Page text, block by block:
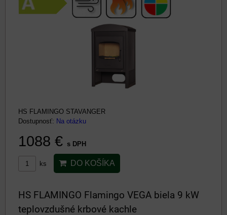
HS FLAMINGO STAVANGER
Dostupnosť: Na otázku
1088 € s DPH
ks DO KOŠÍKA
HS FLAMINGO Flamingo VEGA biela 9 kW
teplovzdušné krbové kachle